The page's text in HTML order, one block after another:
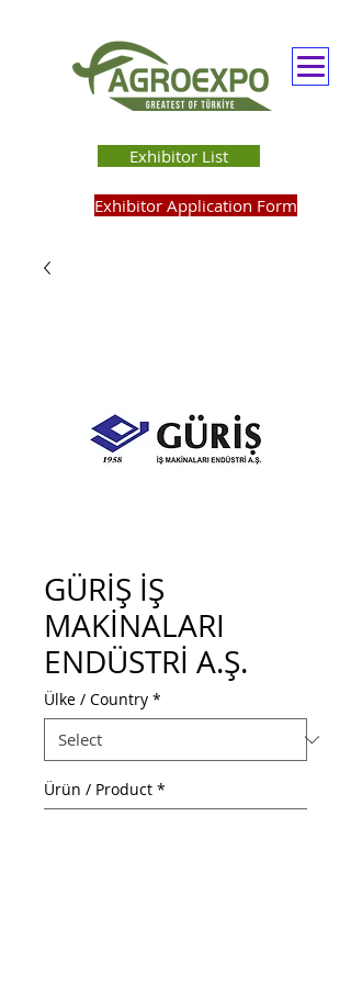
Exhibitor List
Exhibitor Application Form
GÜRİŞ İŞ
MAKİNALARI
ENDÜSTRİ A.Ş.
Ülke / Country *
Ürün / Product *